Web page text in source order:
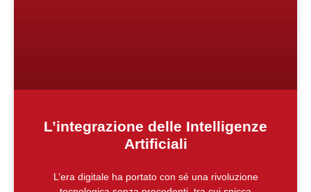
L’integrazione delle Intelligenze
Artificiali
L’era digitale ha portato con sé una rivoluzione